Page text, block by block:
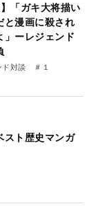
「ガキ大将描い
と漫画に殺され
」ーレジェンド
ド対談 ＃１
スト歴史マンガ